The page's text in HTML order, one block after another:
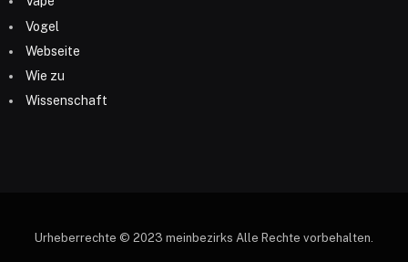
Vogel
Webseite
Wie zu
Wissenschaft
Urheberrechte © 2023 meinbezirks Alle Rechte vorbehalten.